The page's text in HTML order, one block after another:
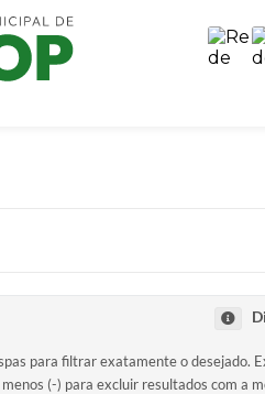
para filtrar exatamente o desejado.
(-) para excluir resultados com a